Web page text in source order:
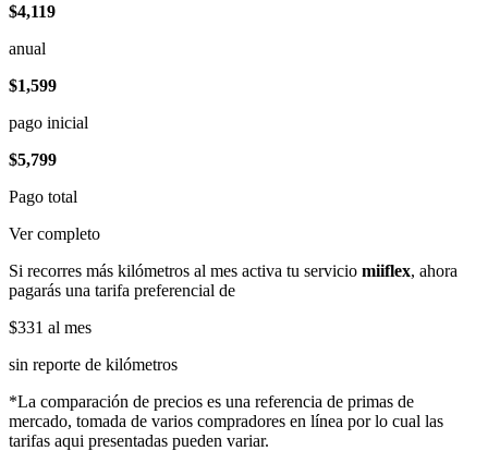
$4,119
anual
$1,599
pago inicial
$5,799
Pago total
Ver completo
Si recorres más kilómetros al mes activa tu servicio miiflex, ahora
pagarás una tarifa preferencial de
$331 al mes
sin reporte de kilómetros
*La comparación de precios es una referencia de primas de
mercado, tomada de varios compradores en línea por lo cual las
tarifas aqui presentadas pueden variar.